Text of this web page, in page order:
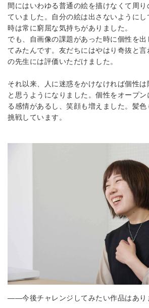
間にはいわゆる普通の絵を描けなくて周
ていました。自分の絵は出さないように
時は常に窮屈な気持ちがありました。
でも、自画像の課題があった時に個性を
てみたんです。友だちにはやはり奇抜と
の先生には評価いただけました。
それ以来、人に迷惑をかけなければ個性
と思うようになりました。個性をオープ
る感情があるし、笑顔も増えました。髪色
挑戦しています。
――今後チャレンジしてみたい作品はあり